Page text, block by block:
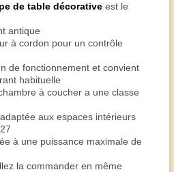
de table décorative est le
antique
à cordon pour un contrôle
de fonctionnement et convient
habituelle
à coucher a une classe
aux espaces intérieurs
à une puissance maximale de
la commander en même